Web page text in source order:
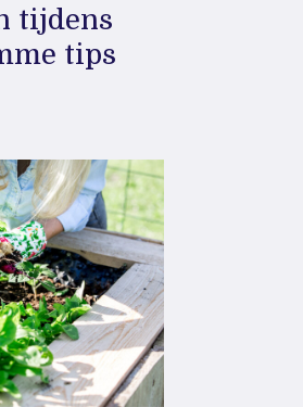
tijdens
tips